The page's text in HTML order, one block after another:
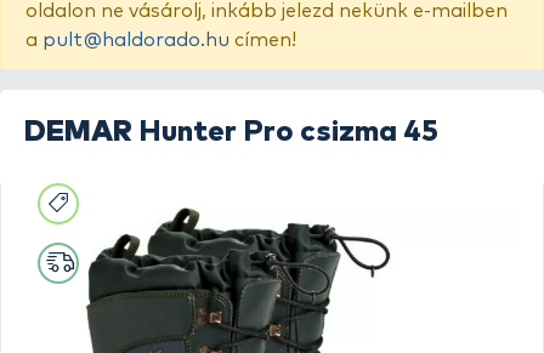
oldalon ne vásárolj, inkább jelezd nekünk e-mailben
a pult@haldorado.hu címen!
DEMAR Hunter Pro csizma 45